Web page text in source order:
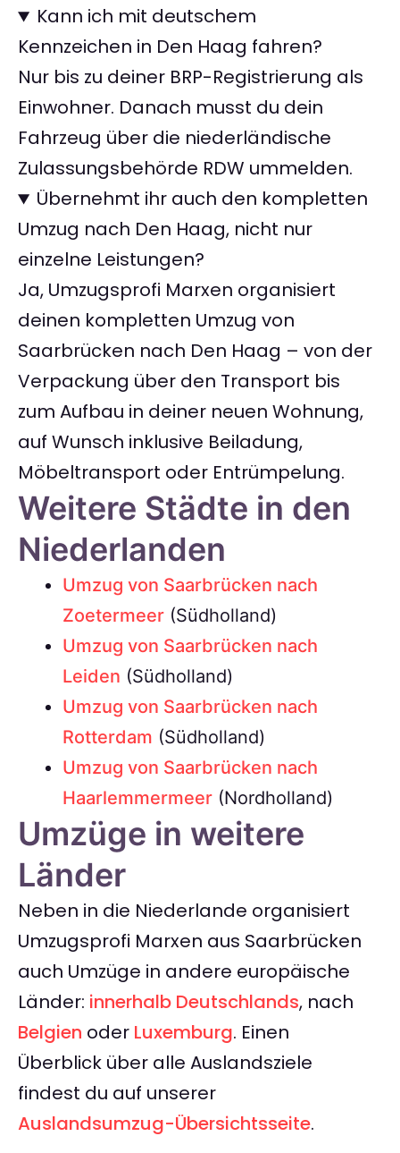
Kann ich mit deutschem
Kennzeichen in Den Haag fahren?
Nur bis zu deiner BRP-Registrierung als
Einwohner. Danach musst du dein
Fahrzeug über die niederländische
Zulassungsbehörde RDW ummelden.
Übernehmt ihr auch den kompletten
Umzug nach Den Haag, nicht nur
einzelne Leistungen?
Ja, Umzugsprofi Marxen organisiert
deinen kompletten Umzug von
Saarbrücken nach Den Haag – von der
Verpackung über den Transport bis
zum Aufbau in deiner neuen Wohnung,
auf Wunsch inklusive Beiladung,
Möbeltransport oder Entrümpelung.
Weitere Städte in den
Niederlanden
Umzug von Saarbrücken nach
Zoetermeer (Südholland)
Umzug von Saarbrücken nach
Leiden (Südholland)
Umzug von Saarbrücken nach
Rotterdam (Südholland)
Umzug von Saarbrücken nach
Haarlemmermeer (Nordholland)
Umzüge in weitere
Länder
Neben in die Niederlande organisiert
Umzugsprofi Marxen aus Saarbrücken
auch Umzüge in andere europäische
Länder: innerhalb Deutschlands, nach
Belgien oder Luxemburg. Einen
Überblick über alle Auslandsziele
findest du auf unserer
Auslandsumzug-Übersichtsseite.